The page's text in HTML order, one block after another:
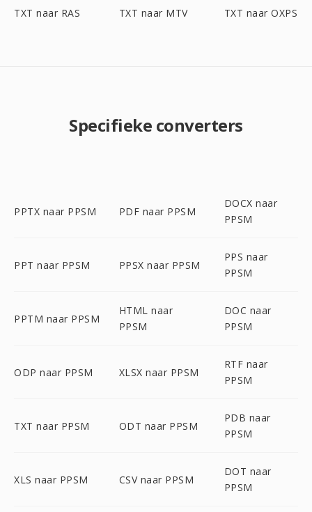
TXT naar RAS TXT naar MTV TXT naar OXPS
Specifieke converters
PPTX naar PPSM PDF naar PPSM
DOCX naar
PPSM
PPT naar PPSM PPSX naar PPSM
PPS naar
PPSM
PPTM naar PPSM
HTML naar
PPSM
DOC naar
PPSM
ODP naar PPSM XLSX naar PPSM
RTF naar
PPSM
TXT naar PPSM ODT naar PPSM
PDB naar
PPSM
XLS naar PPSM CSV naar PPSM
DOT naar
PPSM